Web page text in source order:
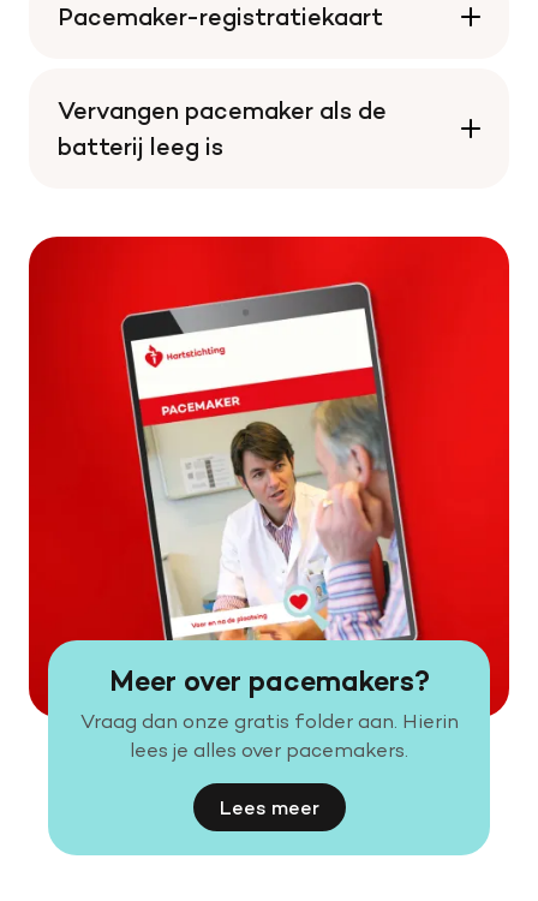
Pacemaker-registratiekaart
Vervangen pacemaker als de
batterij leeg is
Meer over pacemakers?
Vraag dan onze gratis folder aan. Hierin
lees je alles over pacemakers.
Lees meer